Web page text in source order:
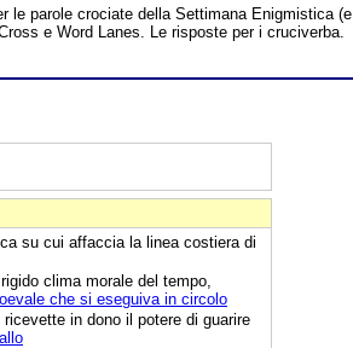
le parole crociate della Settimana Enigmistica (e
e Word Lanes. Le risposte per i cruciverba.
su cui affaccia la linea costiera di
clima morale del tempo,
che si eseguiva in circolo
in dono il potere di guarire